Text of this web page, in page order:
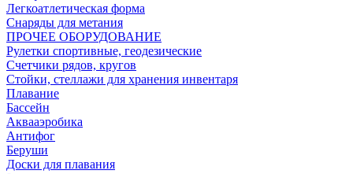
Легкоатлетическая форма
Снаряды для метания
ПРОЧЕЕ ОБОРУДОВАНИЕ
Рулетки спортивные, геодезические
Счетчики рядов, кругов
Стойки, стеллажи для хранения инвентаря
Плавание
Бассейн
Аквааэробика
Антифог
Беруши
Доски для плавания